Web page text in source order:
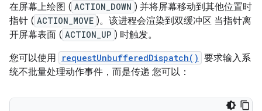
在屏幕上绘图 ( ACTION_DOWN ) 并将屏幕移动到其他位置时
指针 ( ACTION_MOVE )。该进程会渲染到双缓冲区 当指针离
开屏幕表面 ( ACTION_UP ) 时触发。
您可以使用
requestUnbufferedDispatch() 要求输入系
统不批量处理动作事件，而是传递 您可以：